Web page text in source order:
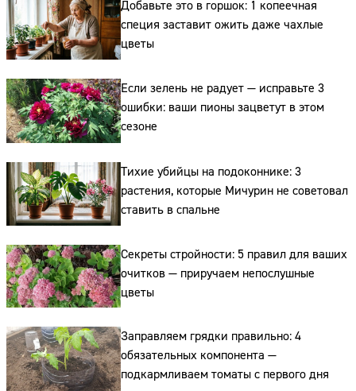
Добавьте это в горшок: 1 копеечная
специя заставит ожить даже чахлые
цветы
Если зелень не радует — исправьте 3
ошибки: ваши пионы зацветут в этом
сезоне
Тихие убийцы на подоконнике: 3
растения, которые Мичурин не советовал
ставить в спальне
Секреты стройности: 5 правил для ваших
очитков — приручаем непослушные
цветы
Заправляем грядки правильно: 4
обязательных компонента —
подкармливаем томаты с первого дня
Сайт:
Телефон: